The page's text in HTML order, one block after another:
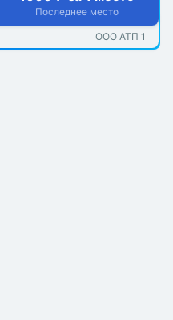
Последнее место
ООО АТП 1